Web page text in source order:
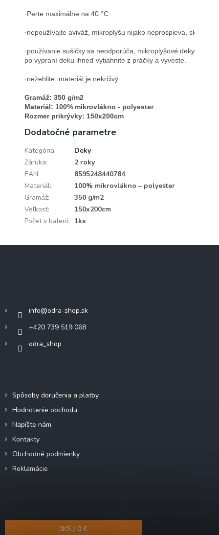
·Perte maximálne na 40 °C
·nepoužívajte aviváž, mikroplyšu nijako neprospieva, skôr
·používanie sušičky sa neodporúča, mikroplyšové deky sami
po vypraní deku ihneď vytiahnite z práčky a vyveste.
·nežehlite, materiál je nekrčivý.
Gramáž: 350 g/m2
Materiál: 100% mikrovlákno - polyester
Rozmer prikrývky: 150x200cm
Dodatočné parametre
Kategória:
Deky
Záruka:
2 roky
EAN:
8595248440784
Materiál:
100% mikrovlákno – polyester
Gramáž:
350 g/m2
Veľkosť:
150x200cm
Počet v balení: 1ks
info@odra-shop.sk
+420 739 519 068
odra_shop
Spôsoby doručenia a platby
Hodnotenie obchodu
Napíšte nám
Kontakty
Obchodné podmienky
Reklamácie
0KS / 0 €